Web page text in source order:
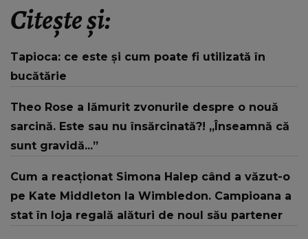
Citește și:
Tapioca: ce este și cum poate fi utilizată în
bucătărie
Theo Rose a lămurit zvonurile despre o nouă
sarcină. Este sau nu însărcinată?! „Înseamnă că
sunt gravidă...”
Cum a reacționat Simona Halep când a văzut-o
pe Kate Middleton la Wimbledon. Campioana a
stat în loja regală alături de noul său partener